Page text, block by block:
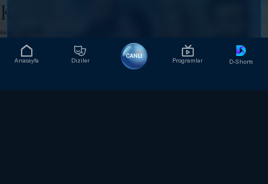
Anasayfa Diziler
CANLI
Programlar D-Shorts